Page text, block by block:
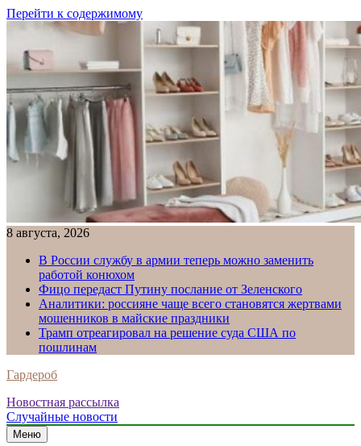
Перейти к содержимому
8 августа, 2026
В России службу в армии теперь можно заменить
работой конюхом
Фицо передаст Путину послание от Зеленского
Аналитики: россияне чаще всего становятся жертвами
мошенников в майские праздники
Трамп отреагировал на решение суда США по
пошлинам
Гардероб
Новостная рассылка
Случайные новости
Меню